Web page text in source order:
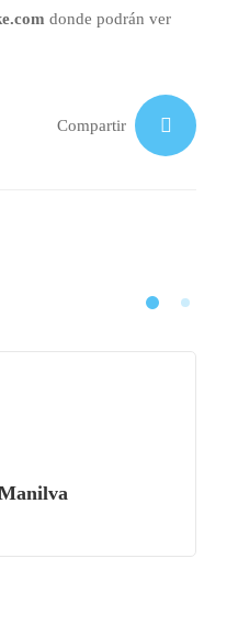
donde podrán ver
Compartir